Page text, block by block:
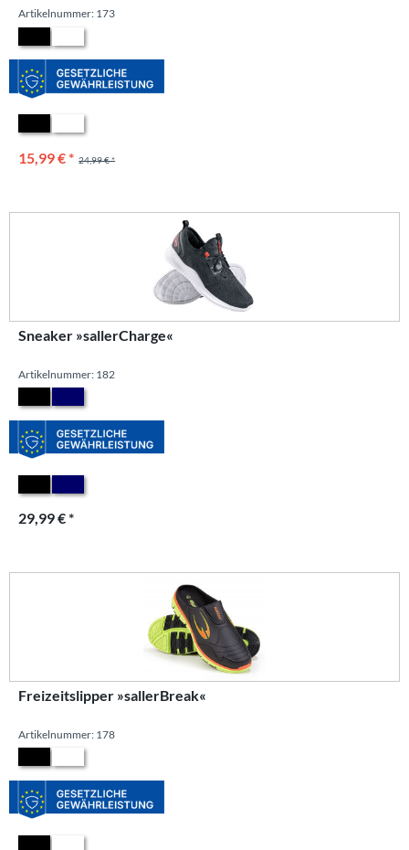
Artikelnummer: 173
24,99 € *
15,99 € *
Sneaker »sallerCharge«
Artikelnummer: 182
29,99 € *
Freizeitslipper »sallerBreak«
Artikelnummer: 178